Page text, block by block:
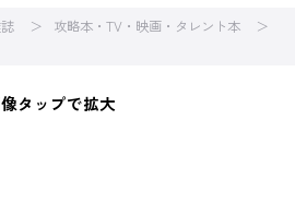
攻略本・TV・映画・タレント本
タップで拡大